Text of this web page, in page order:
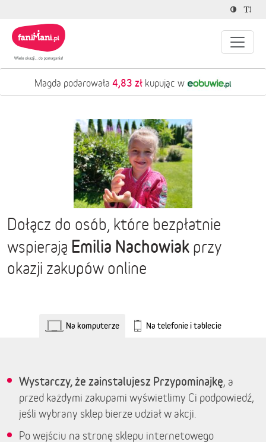
Magda podarowała 4,83 zł kupując w
Dołącz do osób, które bezpłatnie
wspierają Emilia Nachowiak przy
okazji zakupów online
Na komputerze Na telefonie i tablecie
Wystarczy, że zainstalujesz Przypominajkę, a
przed każdymi zakupami wyświetlimy Ci podpowiedź,
jeśli wybrany sklep bierze udział w akcji.
Po wejściu na stronę sklepu internetowego